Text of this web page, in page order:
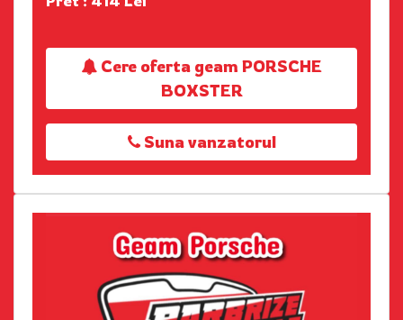
Cere oferta geam PORSCHE
BOXSTER
Suna vanzatorul